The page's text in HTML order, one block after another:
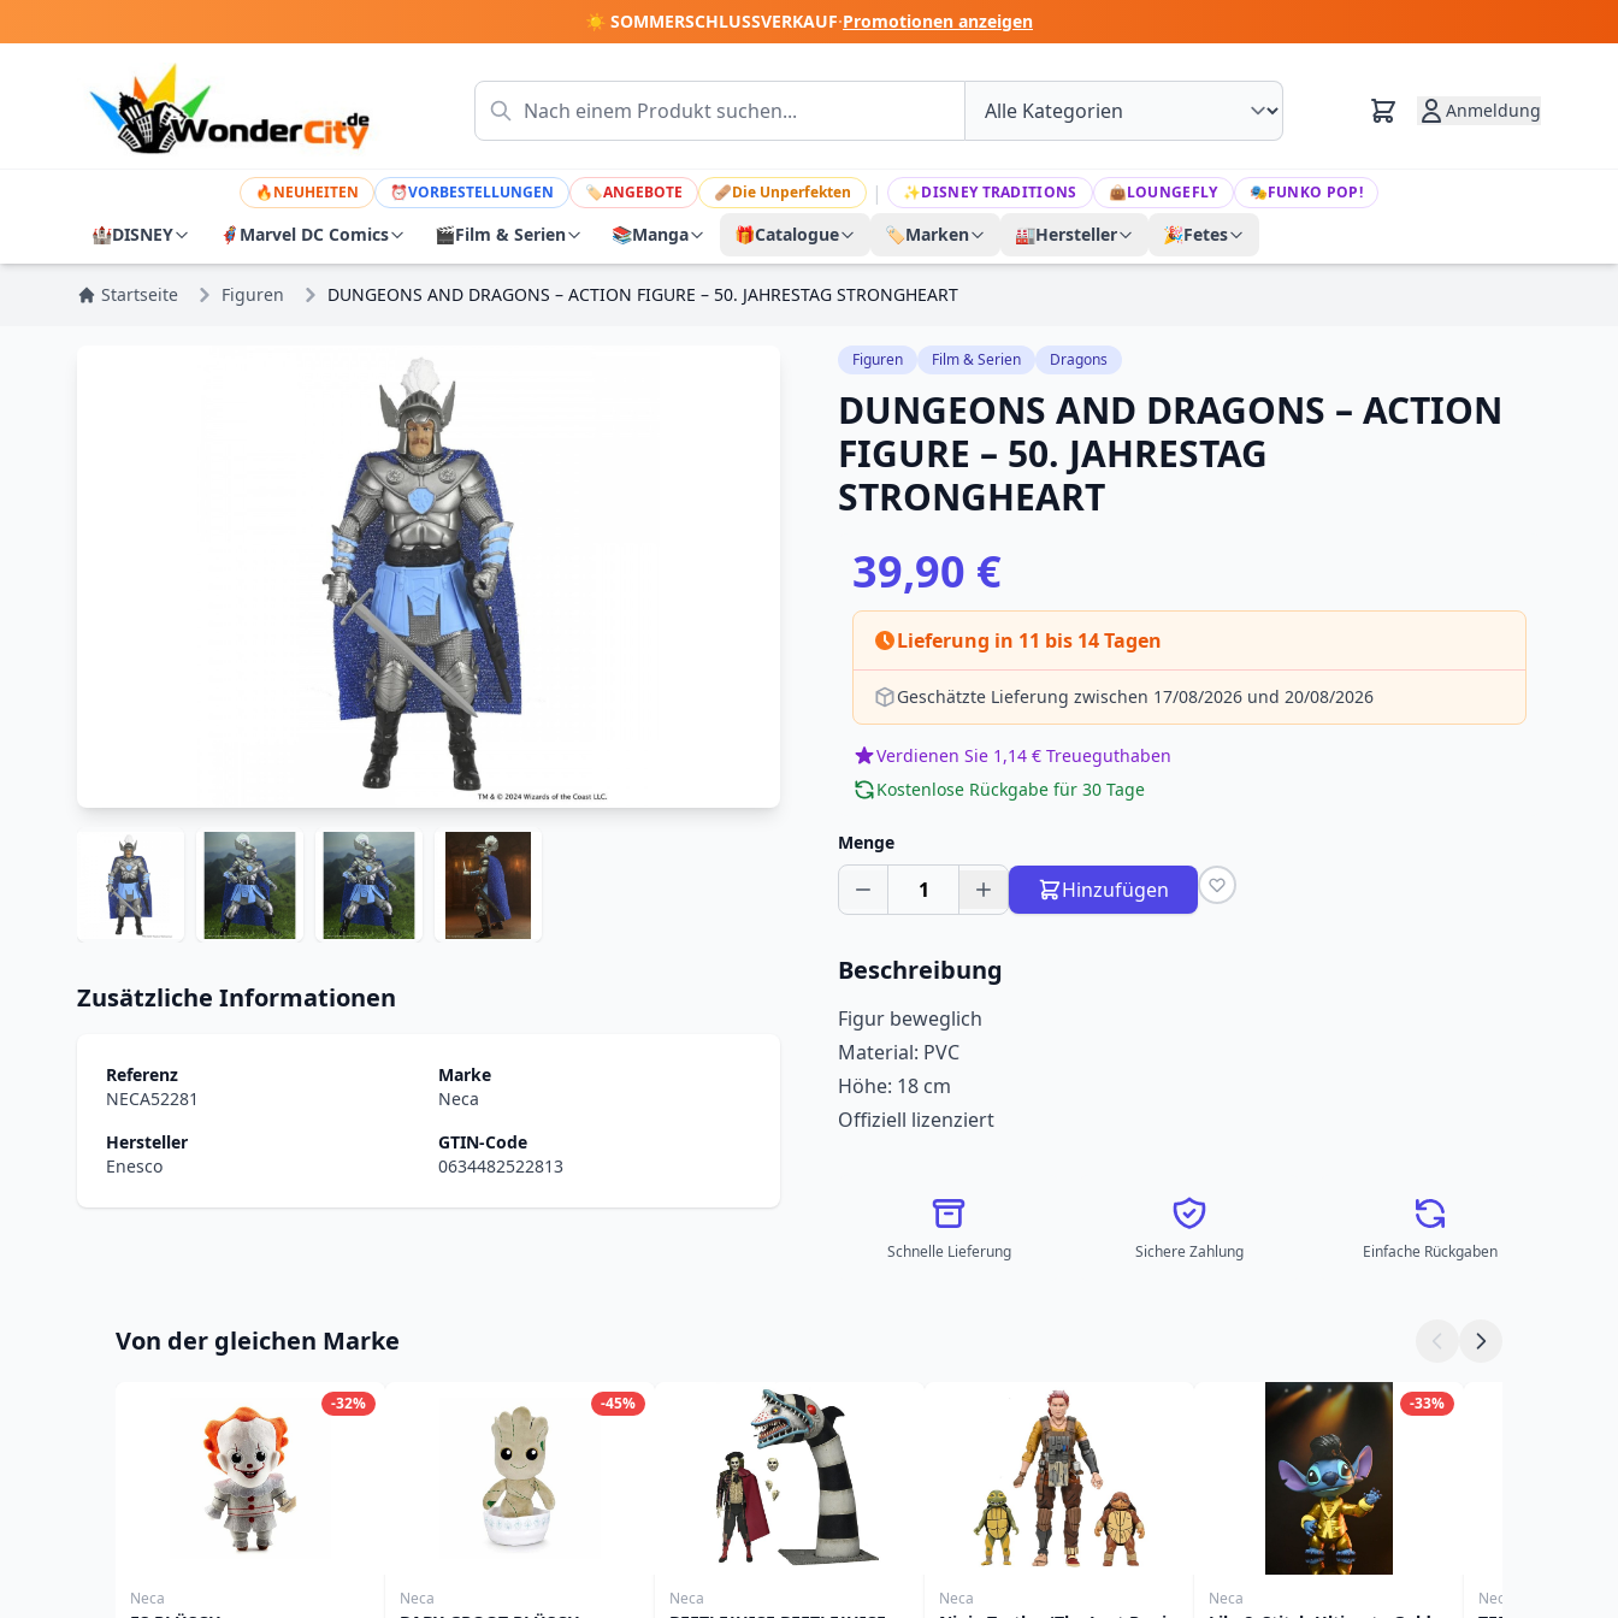
☀️ SOMMERSCHLUSSVERKAUF·Promotionen anzeigen
Anmeldung
🔥NEUHEITEN ⏰VORBESTELLUNGEN 🏷ANGEBOTE 🩹Die Unperfekten | ✨DISNEY TRADITIONS 👜LOUNGEFLY 🎭FUNKO POP!
🏰DISNEY 🦸 Marvel DC Comics 🎬Film & Serien 📚Manga 🎁Catalogue 🏷️Marken 🏭Hersteller 🎉Fetes
Startseite Figuren DUNGEONS AND DRAGONS – ACTION FIGURE – 50. JAHRESTAG STRONGHEART
Zusätzliche Informationen
Referenz
NECA52281
Marke
Neca
Hersteller
Enesco
GTIN-Code
0634482522813
Figuren Film & Serien Dragons
DUNGEONS AND DRAGONS – ACTION
FIGURE – 50. JAHRESTAG
STRONGHEART
39,90 €
Lieferung in 11 bis 14 Tagen
Geschätzte Lieferung zwischen 17/08/2026 und 20/08/2026
Verdienen Sie 1,14 € Treueguthaben
Kostenlose Rückgabe für 30 Tage
Menge
1 Hinzufügen
Beschreibung
Figur beweglich
Material: PVC
Höhe: 18 cm
Offiziell lizenziert
Schnelle Lieferung Sichere Zahlung Einfache Rückgaben
Von der gleichen Marke
-32%
Neca
-45%
Neca Neca Neca
-33%
Neca Neca